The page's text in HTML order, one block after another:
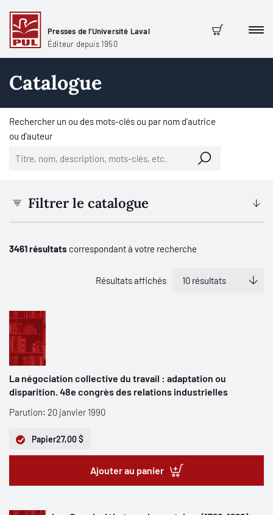
Presses de l'Université Laval
Éditeur depuis 1950
Panier
Catalogue
Rechercher un ou des mots-clés ou par nom d'autrice
ou d'auteur
Filtrer le catalogue
3461 résultats correspondant à votre recherche
Résultats affichés
La négociation collective du travail : adaptation ou
disparition. 48e congrès des relations industrielles
Parution: 20 janvier 1990
Papier27,00 $
Ajouter au panier